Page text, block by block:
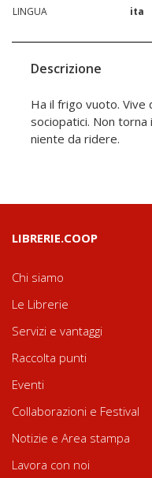
LINGUA
ita
Descrizione
Ha il frigo vuoto. Vive
sociopatici. Non torna
niente da ridere.
LIBRERIE.COOP
Chi siamo
Le Librerie
Servizi e vantaggi
Raccolta punti
Eventi
Collaborazioni e Festival
Notizie e Area stampa
Lavora con noi